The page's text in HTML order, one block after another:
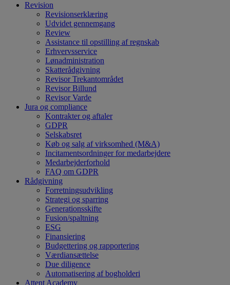
Revision
Revisionserklæring
Udvidet gennemgang
Review
Assistance til opstilling af regnskab
Erhvervsservice
Lønadministration
Skatterådgivning
Revisor Trekantområdet
Revisor Billund
Revisor Varde
Jura og compliance
Kontrakter og aftaler
GDPR
Selskabsret
Køb og salg af virksomhed (M&A)
Incitamentsordninger for medarbejdere
Medarbejderforhold
FAQ om GDPR
Rådgivning
Forretningsudvikling
Strategi og sparring
Generationsskifte
Fusion/spaltning
ESG
Finansiering
Budgettering og rapportering
Værdiansættelse
Due diligence
Automatisering af bogholderi
Attent Academy